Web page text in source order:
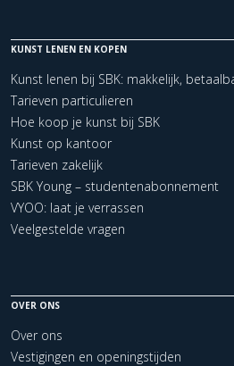
KUNST LENEN EN KOPEN
Kunst lenen bij SBK: makkelijk,
Tarieven particulieren
Hoe koop je kunst bij SBK
Kunst op kantoor
Tarieven zakelijk
SBK Young – studentenabonnement
VYOO: laat je verrassen
Veelgestelde vragen
OVER ONS
Over ons
Vestigingen en openingstijden